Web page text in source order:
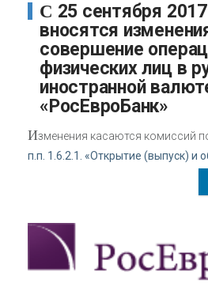
С 25 сентября 2017 года
вносятся
совершение
физических лиц в
иностранной
«РосЕвроБанк»
Изменения касаются комиссий
п.п. 1.6.2.1. «Открытие (выпуск) и